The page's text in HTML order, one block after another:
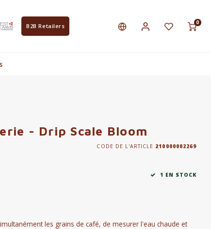
B2B Retailers
0
- Drip Scale Bloom
CODE DE L'ARTICLE 210000002269
1 EN STOCK
les grains de café, de mesurer l'eau chaude et